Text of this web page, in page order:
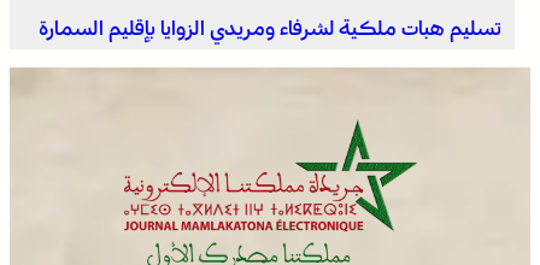
تسليم هبات ملكية لشرفاء ومريدي الزوايا بإقليم السمارة